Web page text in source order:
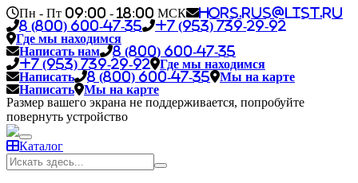
Пн - Пт 09:00 - 18:00 МСК
hors.rus@list.ru
8 (800) 600-47-35
+7 (953) 739-29-92
Где мы находимся
Написать нам
8 (800) 600-47-35
+7 (953) 739-29-92
Где мы находимся
Написать
8 (800) 600-47-35
Мы на карте
Написать
Мы на карте
Размер вашего экрана не поддерживается, попробуйте
повернуть устройство
Каталог